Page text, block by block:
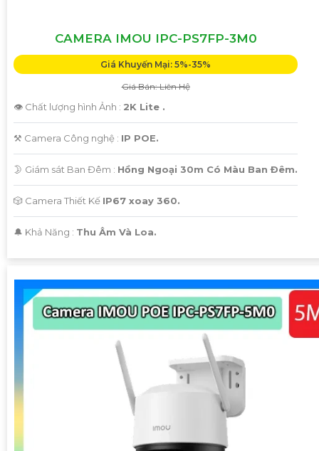
CAMERA IMOU IPC-PS7FP-3M0
Giá Khuyến Mại: 5%-35%
Giá Bán: Liên Hệ
👁 Chất lượng hình Ảnh : 2K Lite .
⚒ Camera Công nghệ : IP POE.
🌛 Giám sát Ban Đêm : Hồng Ngoại 30m Có Màu Ban Ðêm.
🎲 Camera Thiết Kế IP67 xoay 360.
️🔔 Khả Năng : Thu Âm Và Loa.